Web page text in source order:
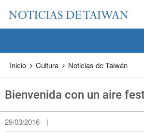
Pase a contenido principal
Inicio Cultura Noticias de Taiwán
Bienvenida con un aire
29/03/2016 |